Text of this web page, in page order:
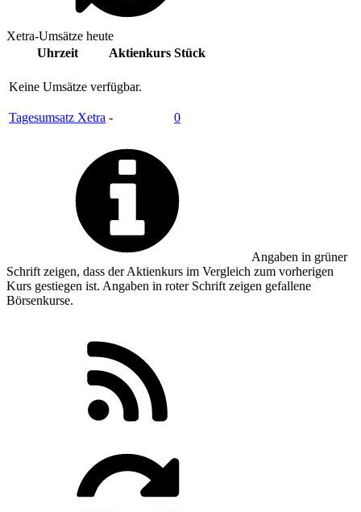
Xetra-Umsätze heute
Uhrzeit
Aktienkurs Stück
Keine Umsätze verfügbar.
Tagesumsatz Xetra - 0
Angaben in grüner
Schrift zeigen, dass der Aktienkurs im Vergleich zum vorherigen
Kurs gestiegen ist. Angaben in roterSchrift zeigen gefallene
Börsenkurse.